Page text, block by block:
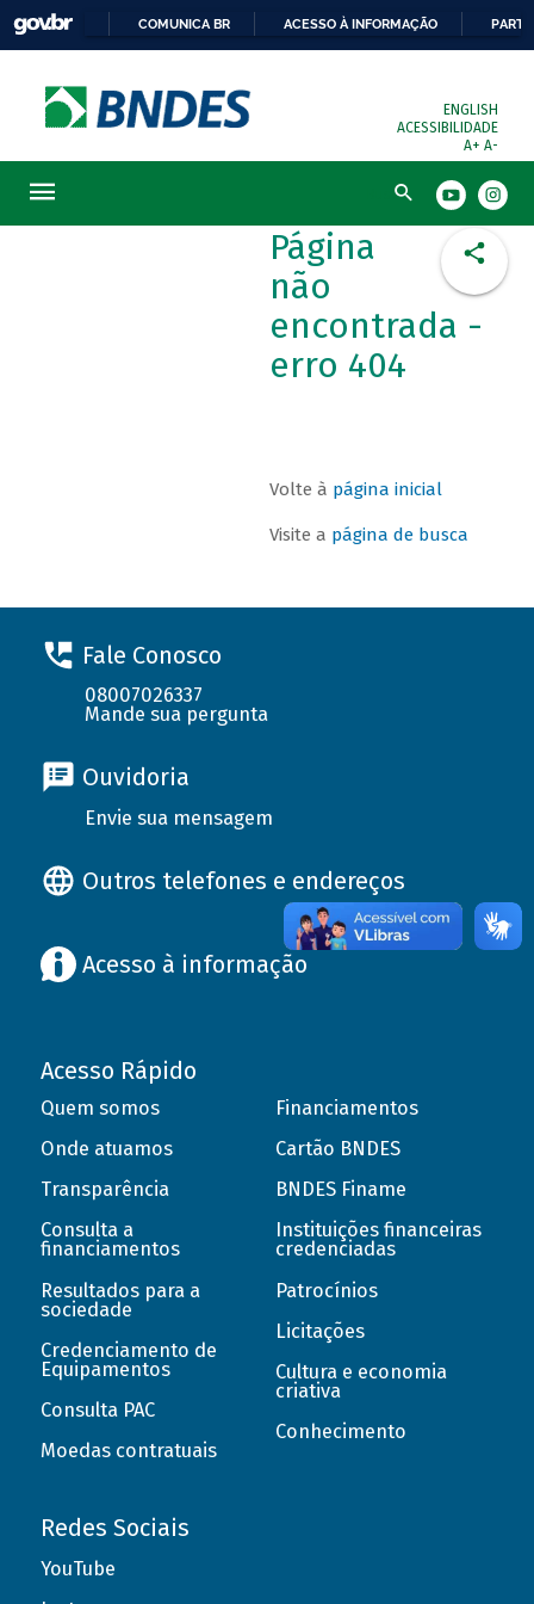
COMUNICA BR ACESSO À INFORMAÇÃO
ENGLISH
ACESSIBILIDADE
A+ A-
Busca
Página
não
encontrada -
erro 404
Volte à página inicial
Visite a página de busca
Fale Conosco
08007026337
Mande sua pergunta
Ouvidoria
Envie sua mensagem
Outros telefones e endereços
Acesso à informação
Acesso Rápido
Quem somos
Onde atuamos
Transparência
Consulta a
financiamentos
Resultados para a
sociedade
Credenciamento de
Equipamentos
Consulta PAC
Moedas contratuais
Financiamentos
Cartão BNDES
BNDES Finame
Instituições financeiras
credenciadas
Patrocínios
Licitações
Cultura e economia
criativa
Conhecimento
Redes Sociais
YouTube